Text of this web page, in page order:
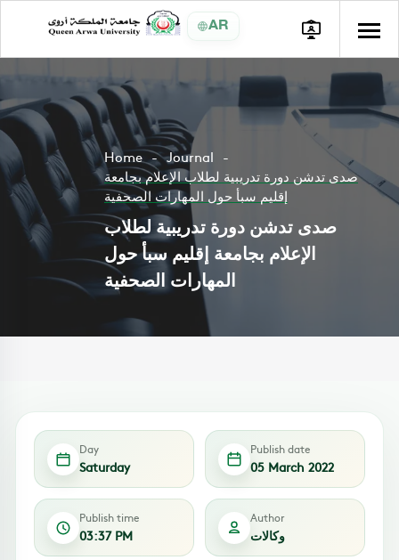
AR
Home
Journal
صدى تدشن دورة تدريبية لطلاب الإعلام بجامعة
إقليم سبأ حول المهارات الصحفية
صدى تدشن دورة تدريبية لطلاب
الإعلام بجامعة إقليم سبأ حول
المهارات الصحفية
Day
Saturday
Publish date
05 March 2022
Publish time
03:37 PM
Author
وكالات